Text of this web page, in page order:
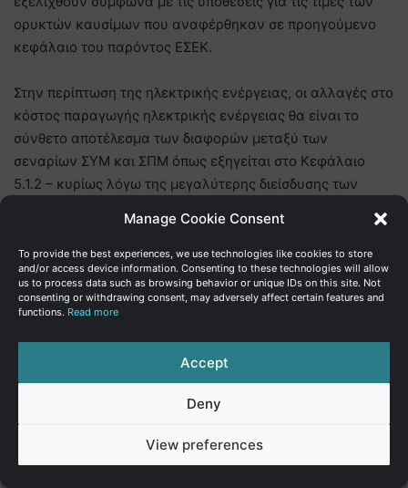
Manage Cookie Consent
To provide the best experiences, we use technologies like cookies to store
and/or access device information. Consenting to these technologies will allow
us to process data such as browsing behavior or unique IDs on this site. Not
consenting or withdrawing consent, may adversely affect certain features and
functions. Read more
Accept
Deny
View preferences
ορυκτών καυσίμων που αναφέρθηκαν σε προηγούμενο
κεφάλαιο του παρόντος ΕΣΕΚ.
Στην περίπτωση της ηλεκτρικής ενέργειας, οι αλλαγές στο
κόστος παραγωγής ηλεκτρικής ενέργειας θα είναι το
σύνθετο αποτέλεσμα των διαφορών μεταξύ των
σεναρίων ΣΥΜ και ΣΠΜ όπως εξηγείται στο Κεφάλαιο
5.1.2 – κυρίως λόγω της μεγαλύτερης διείσδυσης των
αερίου στην ηλεκτροπαραγωγή, η οποία θεωρείται ότι
παρέχεται σε χαμηλές τιμές από τα μέσα του 2026 και
μετά, της επακόλουθη μείωσης στο κόστος αγοράς
δικαιωμάτων εκπομπών, της λειτουργίας νέων μονάδων
παραγωγής θερμικής ενέργειας και της ύπαρξης
ηλεκτρικής διασύνδεσης προς το τέλος της δεκαετίας.
Συνολικά, τόσο στο ΣΥΜ όσο και στο ΣΠΜ, το κόστος
ηλεκτροπαραγωγής προβλέπεται να είναι χαμηλότερο
από αυτό των ετών 2021-22 και κάπως υψηλότερο (κατά
12-14%) από το χαμηλό κόστος ηλεκτρικής ενέργειας του
έτους 2020. Περαιτέρω ποσοτική τεκμηρίωση παρέχεται